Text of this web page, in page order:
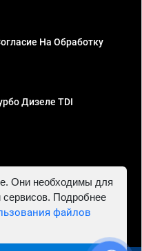
На Обработку
Дизеле TDI
ИНН 781302555843,
Они необходимы для
Подробнее
файлов